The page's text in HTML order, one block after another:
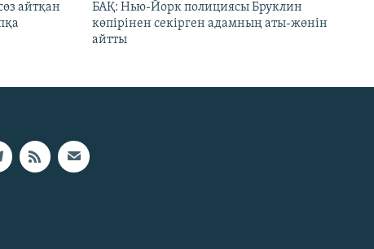
айтқан
БАҚ: Нью-Йорк полициясы Бруклин
көпірінен секірген адамның аты-жөнін
айтты